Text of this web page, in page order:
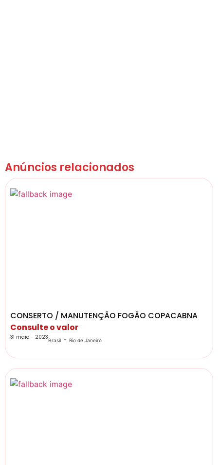
Anúncios relacionados
CONSERTO / MANUTENÇÃO FOGÃO COPACABNA
Consulte o valor
31 maio - 2023Brasil - Rio de Janeiro